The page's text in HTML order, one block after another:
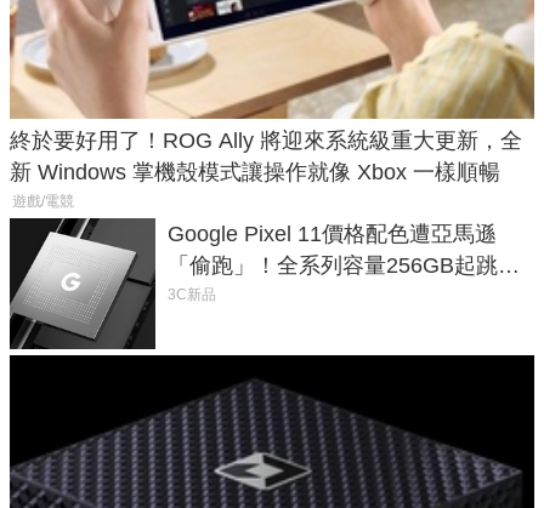
終於要好用了！ROG Ally 將迎來系統級重大更新，全
新 Windows 掌機殼模式讓操作就像 Xbox 一樣順暢
遊戲/電競
Google Pixel 11價格配色遭亞馬遜
「偷跑」！全系列容量256GB起跳、
頂規摺疊機價位逼近7萬
3C新品